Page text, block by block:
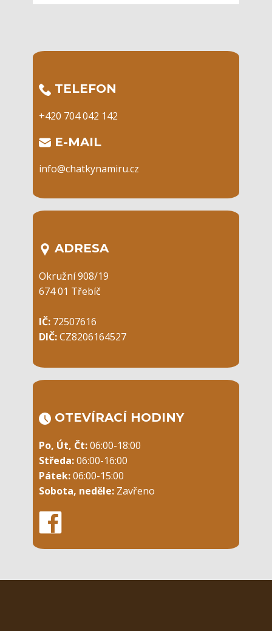
​TELEFON
+420 704 042 142
​E-MAIL
info@chatkynamiru.cz
ADRESA
Okružní 908/19
674 01 Třebíč
IČ: 72507616
DIČ:CZ8206164527
OTEVÍRACÍ ​HODINY
Po, Út, Čt:06:00-18:00
Středa:06:00-16:00
Pátek:06:00-15:00
Sobota, neděle: Zavřeno